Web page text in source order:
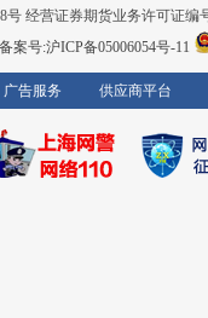
经营证券期货业务许可证编
案号:沪ICP备05006054号-11
广告服务 供应商平台